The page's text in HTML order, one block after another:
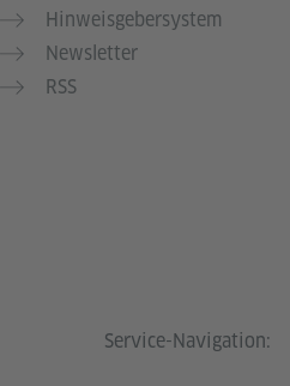
Hinweisgebersystem
Newsletter
RSS
Service-Navigation: